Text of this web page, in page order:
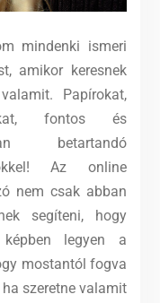
mindenki ismeri
amikor keresnek
Papírokat,
fontos és
betartandó
Az online
nem csak abban
segíteni, hogy
legyen a
mostantól fogva
szeretne valamit